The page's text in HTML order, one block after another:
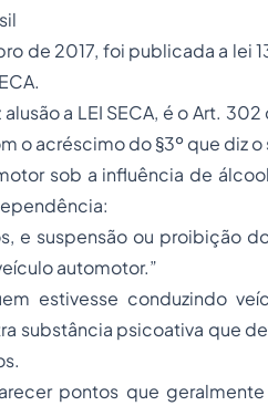
de 2017, foi publicada a lei
a LEI SECA, é o Art.
o acréscimo do §3º que diz
sob a influência de
e suspensão ou proibição
automotor.”
estivesse conduzindo
substância psicoativa que
pontos que